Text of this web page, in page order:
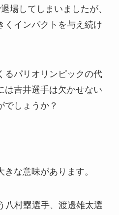
場してしまいましたが、
くインパクトを与え続け
るパリオリンピックの代
は吉井選手は欠かせない
でしょうか？
な意味があります。
八村塁選手、渡邊雄太選